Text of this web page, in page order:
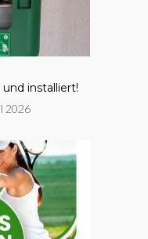
installiert!
2026